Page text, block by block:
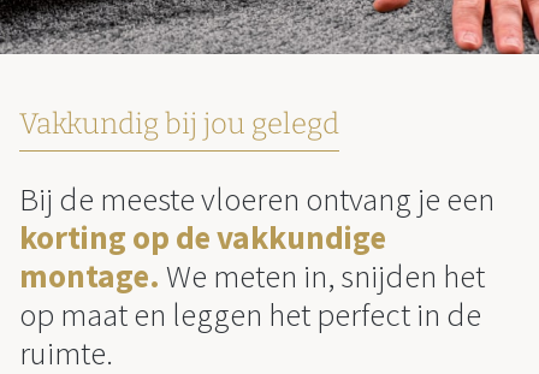
Vakkundig bij jou gelegd
Bij de meeste vloeren ontvang je een
korting op de vakkundige
montage. We meten in, snijden het
op maat en leggen het perfect in de
ruimte.